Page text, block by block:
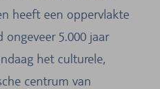
heeft een oppervlakte
5.000 jaar
het culturele,
centrum van